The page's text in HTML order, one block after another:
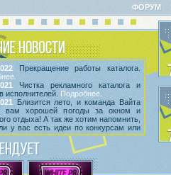
Прекращение работы каталога.
Чистка рекламного каталога и
исполнителей. Подробнее.
Близится лето, и команда Вайта
вам хорошей погоды за окном и
отдыха! А так же хотим напомнить,
у вас есть идеи по конкурсам или
вы всегда можете высказать
теме! Так же сообщаем, что введен
исполнителей и их тем.
ФОРУМ